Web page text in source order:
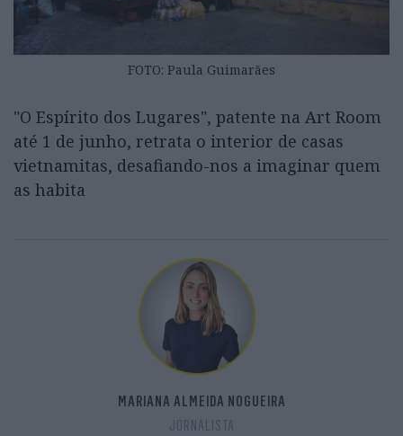
FOTO: Paula Guimarães
"O Espírito dos Lugares", patente na Art Room
até 1 de junho, retrata o interior de casas
vietnamitas, desafiando-nos a imaginar quem
as habita
MARIANA ALMEIDA NOGUEIRA
JORNALISTA